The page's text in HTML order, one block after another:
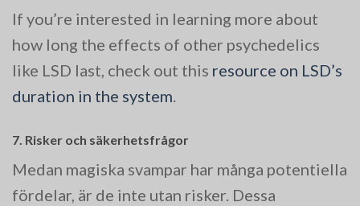
If you’re interested in learning more about
how long the effects of other psychedelics
like LSD last, check out this resource on LSD’s
duration in the system.
7. Risker och säkerhetsfrågor
Medan magiska svampar har många potentiella
fördelar, är de inte utan risker. Dessa